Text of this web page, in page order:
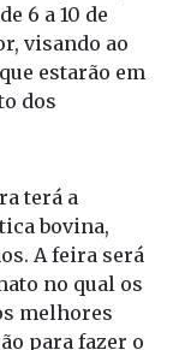
terá a
bovina,
A feira será
melhores
para fazer o
será
as raças.